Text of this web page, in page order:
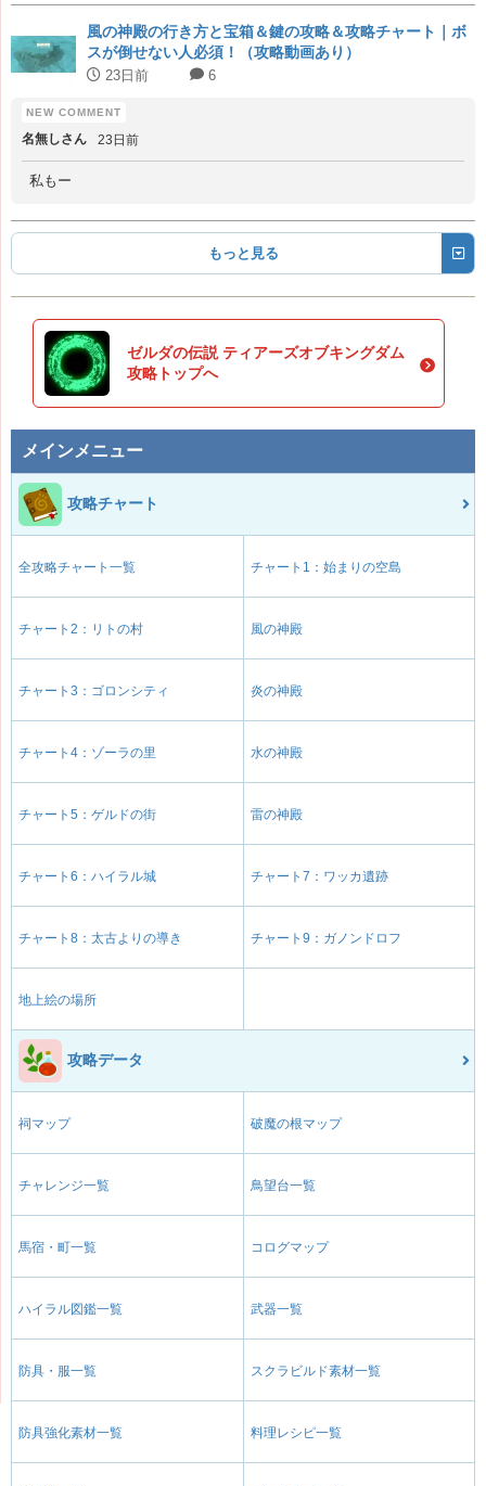
風の神殿の行き方と宝箱＆鍵の攻略＆攻略チャート｜ボ
スが倒せない人必須！（攻略動画あり）
23日前 6
名無しさん 23日前
私もー
もっと見る
ゼルダの伝説 ティアーズオブキングダム
攻略トップへ
メインメニュー
攻略チャート
全攻略チャート一覧 チャート1：始まりの空島
チャート2：リトの村 風の神殿
チャート3：ゴロンシティ 炎の神殿
チャート4：ゾーラの里 水の神殿
チャート5：ゲルドの街 雷の神殿
チャート6：ハイラル城 チャート7：ワッカ遺跡
チャート8：太古よりの導き チャート9：ガノンドロフ
地上絵の場所
攻略データ
祠マップ 破魔の根マップ
チャレンジ一覧 鳥望台一覧
馬宿・町一覧 コログマップ
ハイラル図鑑一覧 武器一覧
防具・服一覧 スクラビルド素材一覧
防具強化素材一覧 料理レシピ一覧